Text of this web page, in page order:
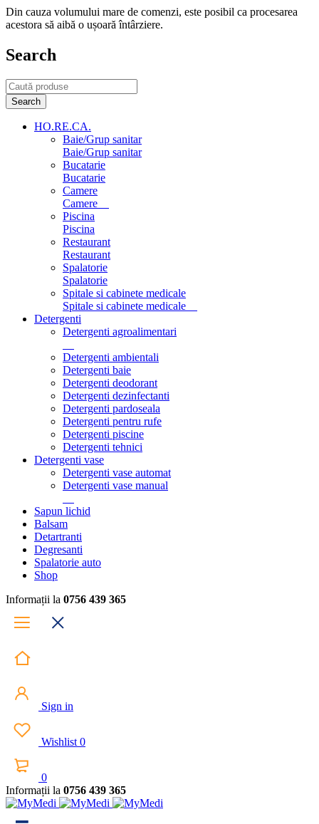
Din cauza volumului mare de comenzi, este posibil ca procesarea
acestora să aibă o ușoară întârziere.
Search
HO.RE.CA.
Baie/Grup sanitar
Baie/Grup sanitar
Bucatarie
Bucatarie
Camere
Camere
Piscina
Piscina
Restaurant
Restaurant
Spalatorie
Spalatorie
Spitale si cabinete medicale
Spitale si cabinete medicale
Detergenti
Detergenti agroalimentari
Detergenti ambientali
Detergenti baie
Detergenti deodorant
Detergenti dezinfectanti
Detergenti pardoseala
Detergenti pentru rufe
Detergenti piscine
Detergenti tehnici
Detergenti vase
Detergenti vase automat
Detergenti vase manual
Sapun lichid
Balsam
Detartranti
Degresanti
Spalatorie auto
Shop
Informații la 0756 439 365
Sign in
Wishlist 0
0
Informații la 0756 439 365